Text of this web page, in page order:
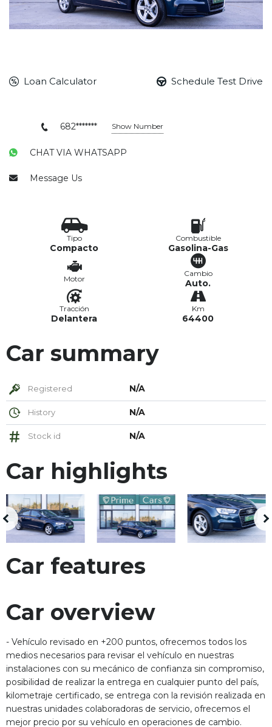
Loan Calculator Schedule Test Drive
682******* Show Number
CHAT VIA WHATSAPP
Message Us
Tipo
Compacto
Combustible
Gasolina-Gas
Motor
Cambio
Auto.
Tracción
Delantera
Km
64400
Car summary
Registered N/A
History N/A
Stock id N/A
Car highlights
Car features
Car overview
- Vehículo revisado en +200 puntos, ofrecemos todos los
medios necesarios para revisar el vehículo en nuestras
instalaciones con su mecánico de confianza sin compromiso,
posibilidad de realizar la entrega en cualquier punto del país,
kilometraje certificado, se entrega con la revisión realizada en
nuestras unidades colaboradoras de servicio, ofrecemos el
mejor precio por su vehículo en operaciones de cambio.